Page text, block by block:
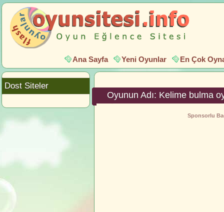
Ana Sayfa Yeni Oyunlar En Çok
Oyunun Adı: Kelime bulma
Sponsorlu
Dost Siteler